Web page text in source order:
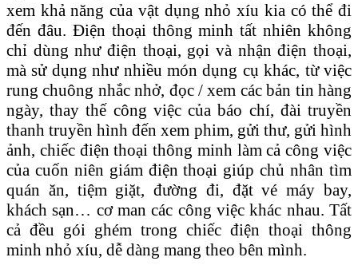
xem khả năng của vật dụng nhỏ xíu kia có thể đi
đến đâu. Điện thoại thông minh tất nhiên không
chỉ dùng như điện thoại, gọi và nhận điện thoại,
mà sử dụng như nhiều món dụng cụ khác, từ việc
rung chuông nhắc nhở, đọc / xem các bản tin hàng
ngày, thay thế công việc của báo chí, đài truyền
thanh truyền hình đến xem phim, gửi thư, gửi hình
ảnh, chiếc điện thoại thông minh làm cả công việc
của cuốn niên giám điện thoại giúp chủ nhân tìm
quán ăn, tiệm giặt, đường đi, đặt vé máy bay,
khách sạn… cơ man các công việc khác nhau. Tất
cả đều gói ghém trong chiếc điện thoại thông
minh nhỏ xíu, dễ dàng mang theo bên mình.